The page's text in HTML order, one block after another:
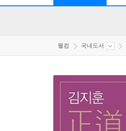
웰컴 국내도서